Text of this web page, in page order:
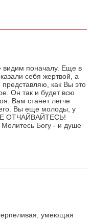
видим поначалу. Еще в
себя жертвой, а
как Вы это
Он так и будет всю
Вам станет легче
его. Вы еще молоды, у
ОТЧАЙВАЙТЕСЬ!
Молитесь Богу - и душе
умеющая